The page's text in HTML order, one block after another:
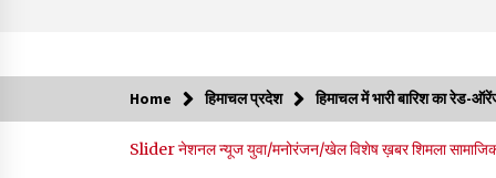
11 से 13 सितंबर तक आयोजित होगी 27वीं वार्षिक
Home हिमाचल प्रदेश हिमाचल में भारी बारिश का रेड-
Sliderनेशनल न्यूजयुवा/मनोरंजन/खेलविशेष ख़बरशिमला